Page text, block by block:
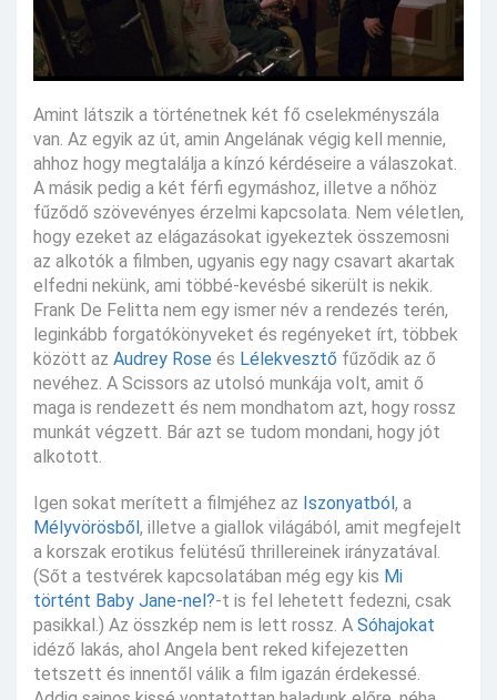
Amint látszik a történetnek két fő cselekményszála
van. Az egyik az út, amin Angelának végig kell mennie,
ahhoz hogy megtalálja a kínzó kérdéseire a válaszokat.
A másik pedig a két férfi egymáshoz, illetve a nőhöz
fűződő szövevényes érzelmi kapcsolata. Nem véletlen,
hogy ezeket az elágazásokat igyekeztek összemosni
az alkotók a filmben, ugyanis egy nagy csavart akartak
elfedni nekünk, ami többé-kevésbé sikerült is nekik.
Frank De Felitta nem egy ismer név a rendezés terén,
leginkább forgatókönyveket és regényeket írt, többek
között az Audrey Rose és Lélekvesztő fűződik az ő
nevéhez. A Scissors az utolsó munkája volt, amit ő
maga is rendezett és nem mondhatom azt, hogy rossz
munkát végzett. Bár azt se tudom mondani, hogy jót
alkotott.
Igen sokat merített a filmjéhez az Iszonyatból, a
Mélyvörösből, illetve a giallok világából, amit megfejelt
a korszak erotikus felütésű thrillereinek irányzatával.
(Sőt a testvérek kapcsolatában még egy kis Mi
történt Baby Jane-nel?-t is fel lehetett fedezni, csak
pasikkal.) Az összkép nem is lett rossz. A Sóhajokat
idéző lakás, ahol Angela bent reked kifejezetten
tetszett és innentől válik a film igazán érdekessé.